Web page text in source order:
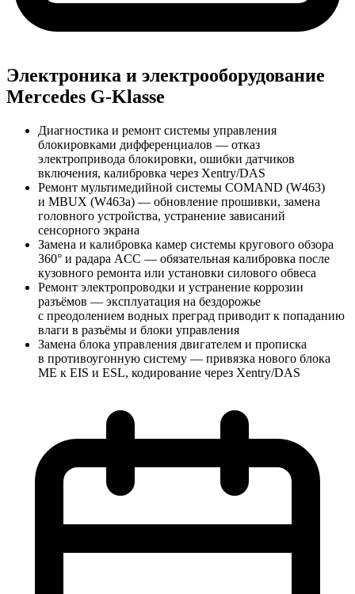
Электроника и электрооборудование
Mercedes G-Klasse
Диагностика и ремонт системы управления
блокировками дифференциалов — отказ
электропривода блокировки, ошибки датчиков
включения, калибровка через Xentry/DAS
Ремонт мультимедийной системы COMAND (W463)
и MBUX (W463a) — обновление прошивки, замена
головного устройства, устранение зависаний
сенсорного экрана
Замена и калибровка камер системы кругового обзора
360° и радара ACC — обязательная калибровка после
кузовного ремонта или установки силового обвеса
Ремонт электропроводки и устранение коррозии
разъёмов — эксплуатация на бездорожье
с преодолением водных преград приводит к попаданию
влаги в разъёмы и блоки управления
Замена блока управления двигателем и прописка
в противоугонную систему — привязка нового блока
ME к EIS и ESL, кодирование через Xentry/DAS